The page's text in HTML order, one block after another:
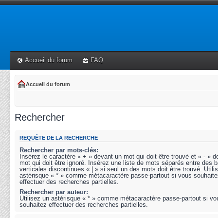
Accueil du forum FAQ
Accueil du forum
Rechercher
REQUÊTE DE LA RECHERCHE
Rechercher par mots-clés:
Insérez le caractère « + » devant un mot qui doit être trouvé et « - »
mot qui doit être ignoré. Insérez une liste de mots séparés entre des
verticales discontinues « | » si seul un des mots doit être trouvé.
astérisque « * » comme métacaractère passe-partout si vous
effectuer des recherches partielles.
Rechercher par auteur:
Utilisez un astérisque « * » comme métacaractère passe-partout si
souhaitez effectuer des recherches partielles.